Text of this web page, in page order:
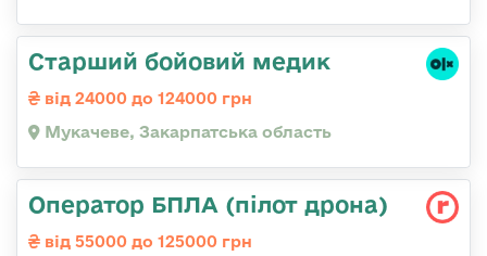
Старший бойовий медик
від 24000 до 124000 грн
Мукачеве, Закарпатська область
Оператор БПЛА (пілот дрона)
від 55000 до 125000 грн